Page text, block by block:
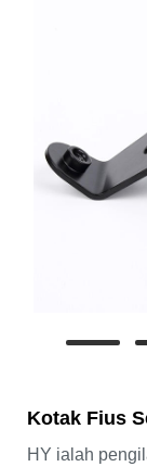
Kotak Fius
HY ialah